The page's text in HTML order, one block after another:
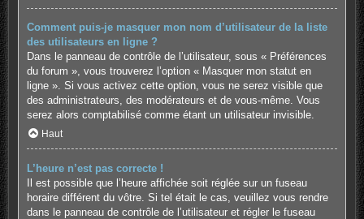
Comment puis-je masquer mon nom d’utilisateur de la liste
des utilisateurs en ligne ?
Dans le panneau de contrôle de l’utilisateur, sous « Préférences
du forum », vous trouverez l’option « Masquer mon statut en
ligne ». Si vous activez cette option, vous ne serez visible que
des administrateurs, des modérateurs et de vous-même. Vous
serez alors comptabilisé comme étant un utilisateur invisible.
Haut
L’heure n’est pas correcte !
Il est possible que l’heure affichée soit réglée sur un fuseau
horaire différent du vôtre. Si tel était le cas, veuillez vous rendre
dans le panneau de contrôle de l’utilisateur et régler le fuseau